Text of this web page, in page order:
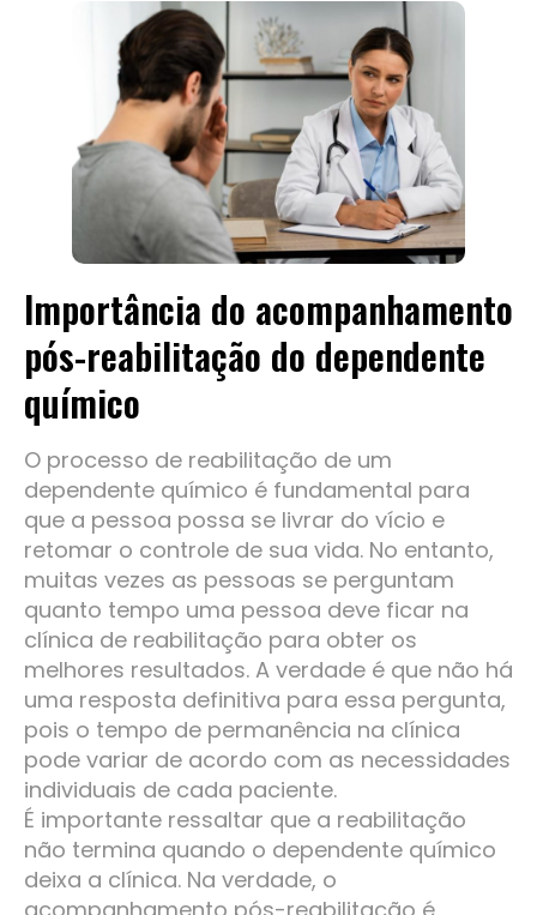
Importância do acompanhamento
pós-reabilitação do dependente
químico
O processo de reabilitação de um
dependente químico é fundamental para
que a pessoa possa se livrar do vício e
retomar o controle de sua vida. No entanto,
muitas vezes as pessoas se perguntam
quanto tempo uma pessoa deve ficar na
clínica de reabilitação para obter os
melhores resultados. A verdade é que não há
uma resposta definitiva para essa pergunta,
pois o tempo de permanência na clínica
pode variar de acordo com as necessidades
individuais de cada paciente.
É importante ressaltar que a reabilitação
não termina quando o dependente químico
deixa a clínica. Na verdade, o